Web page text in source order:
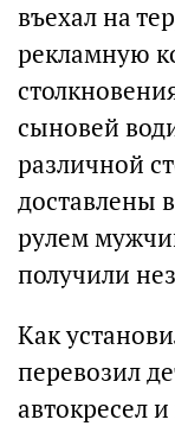
въехал на
рекламную
сыновей
различной
доставлены
рулем
получили
Как
перевозил
автокресел